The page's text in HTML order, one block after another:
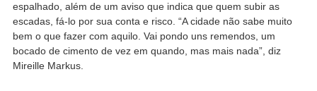
espalhado, além de um aviso que indica que quem subir as
escadas, fá-lo por sua conta e risco. “A cidade não sabe muito
bem o que fazer com aquilo. Vai pondo uns remendos, um
bocado de cimento de vez em quando, mas mais nada”, diz
Mireille Markus.